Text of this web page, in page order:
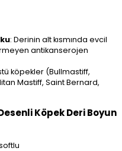
: Derinin alt kısmında evcil
antikanserojen
köpekler (Bullmastiff,
Mastiff, Saint Bernard,
Köpek Deri Boyun